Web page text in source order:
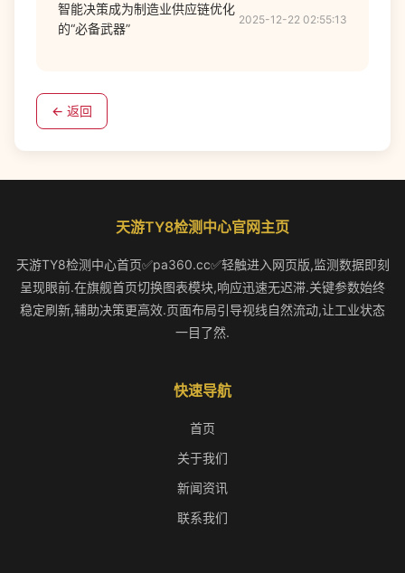
智能决策成为制造业供应链优化
的“必备武器”
2025-12-22 02:55:13
← 返回
天游TY8检测中心官网主页
天游TY8检测中心首页✅pa360.cc✅轻触进入网页版,监测数据即刻
呈现眼前.在旗舰首页切换图表模块,响应迅速无迟滞.关键参数始终
稳定刷新,辅助决策更高效.页面布局引导视线自然流动,让工业状态
一目了然.
快速导航
首页
关于我们
新闻资讯
联系我们